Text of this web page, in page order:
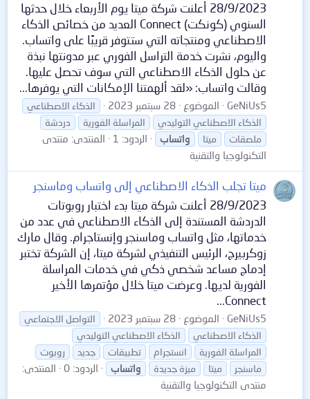
28/9/2023 أعلنت شركة ميتا يوم الأربعاء خلال حدثها
السنوي (كونكت) Connect العديد من خصائص الذكاء
الاصطناعي ومنتجاته التي ستتوفر قريبًا على واتساب.
واليوم، نشرت خدمة التراسل الفوري عبر مدونتها نبذة
عن حلول الذكاء الاصطناعي التي سوف تحصل عليها.
وقالت واتساب: «لقد ألهمتنا الإمكانات التي يوفرها...
GeNiUs5 الموضوع 28 سبتمبر 2023
الذكاء الاصطناعي
الذكاء الاصطناعي التوليدي
المراسلة الفورية
دردشة
ملصقات
ميتا واتساب الردود: 1 المنتدى: منتدى
التكنولوجيا والتقنية
ميتا تجلب الذكاء الاصطناعي إلى واتساب وماسنجر
28/9/2023 أعلنت شركة ميتا بدء اختبار روبوتات
الدردشة المستندة إلى الذكاء الاصطناعي في عدد من
خدماتها، مثل واتساب وماسنجر وإنستاجرام. وقال مارك
زوكربيرج، الرئيس التنفيذي لشركة ميتا، إن الشركة تختبر
إدماج مساعد شخصي ذكي في خدمات المراسلة
الفورية لديها. وعرضت ميتا خلال مؤتمرها الأخير
Connect...
GeNiUs5 الموضوع 28 سبتمبر 2023
التواصل الاجتماعي
الذكاء الاصطناعي
الذكاء الاصطناعي التوليدي
المراسلة الفورية
انستجرام تطبيقات جديد
روبوت
ماسنجر
ميتا ميزة جديدة واتساب الردود: 0
المنتدى:
منتدى التكنولوجيا والتقنية